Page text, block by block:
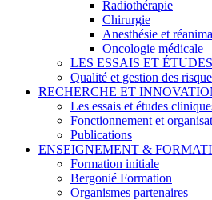
Radiothérapie
Chirurgie
Anesthésie et
Oncologie médicale
LES ESSAIS ET
Qualité et gestion des
RECHERCHE ET
Les essais et études
Fonctionnement et
Publications
ENSEIGNEMENT &
Formation initiale
Bergonié Formation
Organismes partenaires